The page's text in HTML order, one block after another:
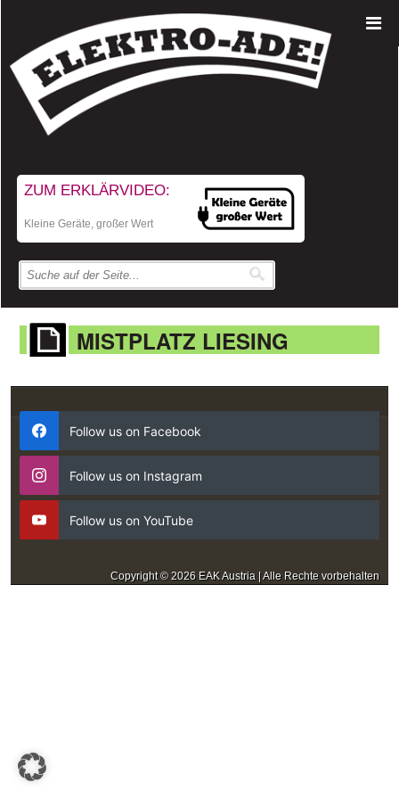
ZUM ERKLÄRVIDEO:
Kleine Geräte, großer Wert
MISTPLATZ LIESING
Follow us on Facebook
Follow us on Instagram
Follow us on YouTube
Copyright © 2026 EAK Austria | Alle Rechte vorbehalten